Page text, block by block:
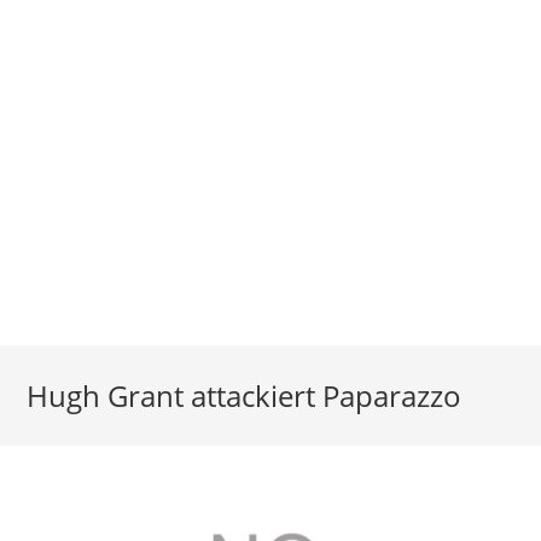
Hugh Grant attackiert Paparazzo